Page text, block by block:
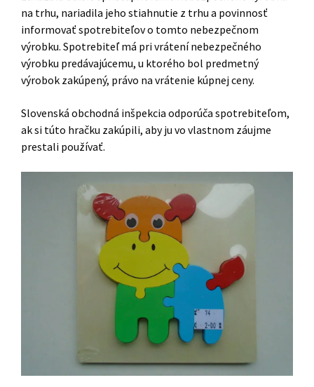
na trhu, nariadila jeho stiahnutie z trhu a povinnosť
informovať spotrebiteľov o tomto nebezpečnom
výrobku. Spotrebiteľ má pri vrátení nebezpečného
výrobku predávajúcemu, u ktorého bol predmetný
výrobok zakúpený, právo na vrátenie kúpnej ceny.
Slovenská obchodná inšpekcia odporúča spotrebiteľom,
ak si túto hračku zakúpili, aby ju vo vlastnom záujme
prestali používať.